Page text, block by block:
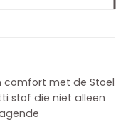
comfort met de Stoel
stof die niet alleen